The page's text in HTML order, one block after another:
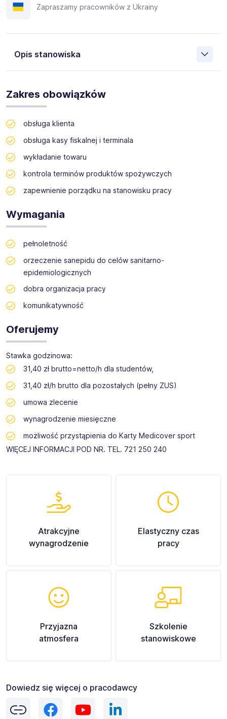
Zapraszamy pracowników z Ukrainy
Opis stanowiska
zatrudnienia pod numerem KRAZ: 21045, zajmująca się
profesjonalnym wsparciem sprzedaży poszukuje obecnie
dla swojego klienta osoby na stanowisko
Kasjer/Sprzedawca w Sokołowie Małopolskim.
Zakres obowiązków
obsługa klienta
obsługa kasy fiskalnej i terminala
wykładanie towaru
kontrola terminów produktów spożywczych
zapewnienie porządku na stanowisku pracy
Wymagania
pełnoletność
orzeczenie sanepidu do celów sanitarno-
epidemiologicznych
dobra organizacja pracy
komunikatywność
Oferujemy
Stawka godzinowa:
31,40 zł brutto=netto/h dla studentów,
31,40 zł/h brutto dla pozostałych (pełny ZUS)
umowa zlecenie
wynagrodzenie miesięczne
możliwość przystąpienia do Karty Medicover sport
WIĘCEJ INFORMACJI POD NR. TEL. 721 250 240
Atrakcyjne
wynagrodzenie
Elastyczny czas
pracy
Przyjazna
atmosfera
Szkolenie
stanowiskowe
Dowiedz się więcej o pracodawcy